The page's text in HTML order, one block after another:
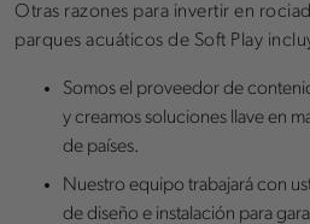
Otras razones para invertir en
parques acuáticos de Soft Play
Somos el proveedor de
y creamos soluciones llave en
de países.
Nuestro equipo trabajará con
de diseño e instalación para